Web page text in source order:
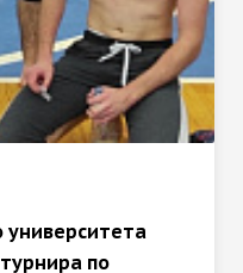
университета
по